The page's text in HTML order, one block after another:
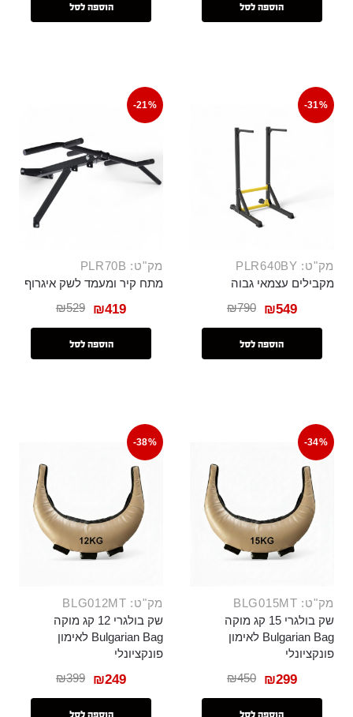
הוספה לסל הוספה לסל
-31%
מק"ט: PLR640BY
מקבילים עצמאי גבוה
₪790 ₪549
הוספה לסל
-21%
מק"ט: PLR70B
מתח קיר ומעמד לשק איגרוף
₪529 ₪419
הוספה לסל
-34%
מק"ט: BLG015MT
שק בולגרי 15 קג מוקה
Bulgarian Bag לאימון
פונקציונלי
₪450 ₪299
הוספה לסל
-38%
מק"ט: BLG012MT
שק בולגרי 12 קג מוקה
Bulgarian Bag לאימון
פונקציונלי
₪399 ₪249
הוספה לסל